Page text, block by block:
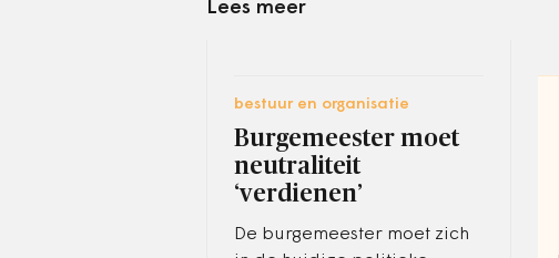
Lees meer
bestuur en organisatie
Burgemeester moet
neutraliteit
‘verdienen’
De burgemeester moet zich